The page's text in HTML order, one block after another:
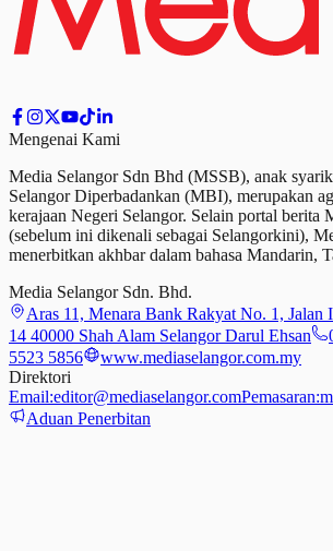
Mengenai Kami
Media Selangor Sdn Bhd (MSSB), anak
Selangor Diperbadankan (MBI), merupakan
kerajaan Negeri Selangor. Selain portal berita
(sebelum ini dikenali sebagai Selangorkini),
menerbitkan akhbar dalam bahasa Mandarin,
Media Selangor Sdn. Bhd.
Aras 11, Menara Bank Rakyat No. 1, Jalan
14 40000 Shah Alam Selangor Darul Ehsan
5523 5856
www.mediaselangor.com.my
Direktori
Email:editor@mediaselangor.comPemasaran:
Aduan Penerbitan